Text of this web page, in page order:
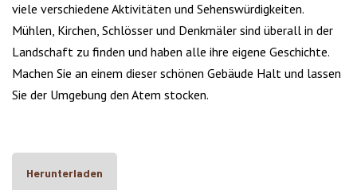
viele verschiedene Aktivitäten und Sehenswürdigkeiten.
Mühlen, Kirchen, Schlösser und Denkmäler sind überall in der
Landschaft zu finden und haben alle ihre eigene Geschichte.
Machen Sie an einem dieser schönen Gebäude Halt und lassen
Sie der Umgebung den Atem stocken.
Herunterladen